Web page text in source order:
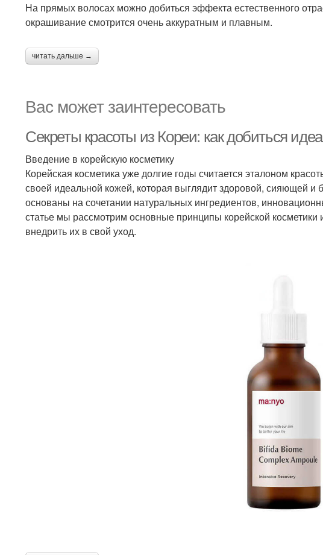
На прямых волосах можно добиться эффекта естественного
окрашивание смотрится очень аккуратным и плавным.
читать дальше →
Вас может заинтересовать
Секреты красоты из Кореи: как добиться
Введение в корейскую косметику
Корейская косметика уже долгие годы считается эталоном
своей идеальной кожей, которая выглядит здоровой, сияющей и
основаны на сочетании натуральных ингредиентов,
статье мы рассмотрим основные принципы корейской косметики
внедрить их в свой уход.